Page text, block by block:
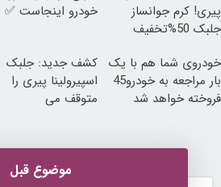
پیری! کرم جوانساز
جلبک 50%تخفیف
خودرو اینجاست ✅
خودروی شما هم با یک
بار مراجعه به خودرو45
فروخته خواهد شد
کشف جدید: جلبک
اسپیرولینا پیری را
متوقف می
موضوع قبل